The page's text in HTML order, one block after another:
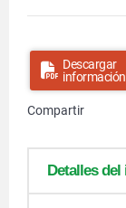
Descargar
información
Compartir
Detalles del